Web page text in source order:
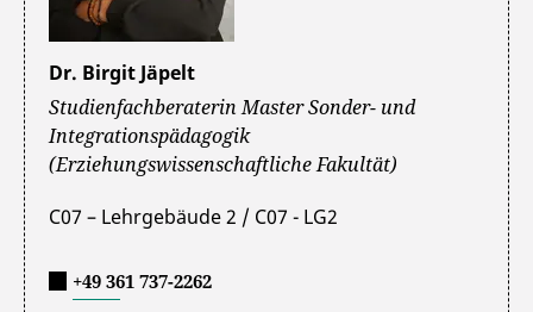
Dr. Birgit Jäpelt
Studienfachberaterin Master Sonder- und
Integrationspädagogik
(Erziehungswissenschaftliche Fakultät)
C07 – Lehrgebäude 2 / C07 - LG2
+49 361 737-2262